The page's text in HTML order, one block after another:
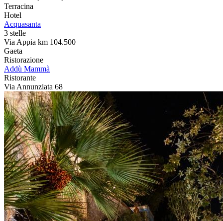
Terracina
Hotel
Acquasanta
3 stelle
Via Appia km 104.500
Gaeta
Ristorazione
Addù Mammà
Ristorante
Via Annunziata 68